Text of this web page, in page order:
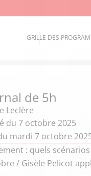
GRILLE DES
de 5h
Leclère
du 7 octobre 2025
mardi 7 octobre
: quels
/ Gisèle Pelicot